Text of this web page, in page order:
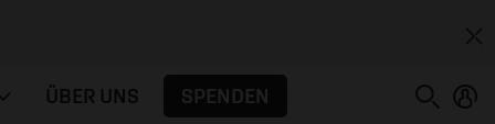
ÜBER UNS SPENDEN